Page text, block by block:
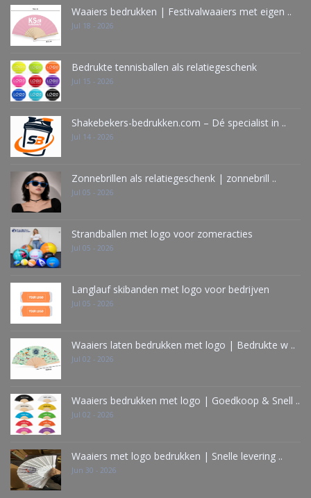
Waaiers bedrukken | Festivalwaaiers met eigen ..
Jul 18 - 2026
Bedrukte tennisballen als relatiegeschenk
Jul 15 - 2026
Shakebekers-bedrukken.com – Dé specialist in ..
Jul 14 - 2026
Zonnebrillen als relatiegeschenk | zonnebrill ..
Jul 05 - 2026
Strandballen met logo voor zomeracties
Jul 05 - 2026
Langlauf skibanden met logo voor bedrijven
Jul 05 - 2026
Waaiers laten bedrukken met logo | Bedrukte w ..
Jul 02 - 2026
Waaiers bedrukken met logo | Goedkoop & Snell ..
Jul 02 - 2026
Waaiers met logo bedrukken | Snelle levering ..
Jun 30 - 2026